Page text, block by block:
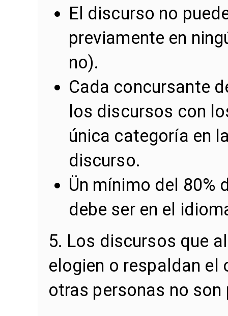
El discurso no
previamente en
no).
Cada concursante
los discursos con
única categoría en
discurso.
Ün mínimo del 80%
debe ser en el
5. Los discursos que
elogien o respaldan
otras personas no